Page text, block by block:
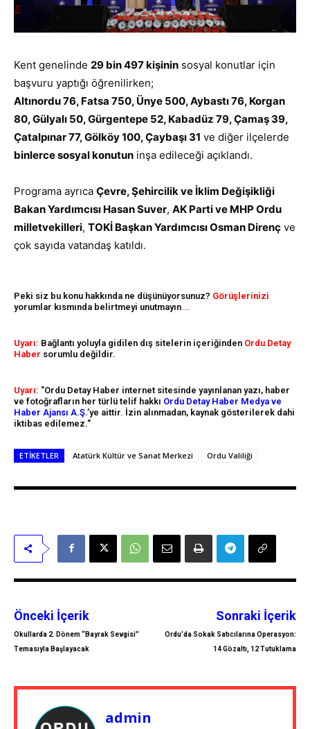
Kent genelinde 29 bin 497 kişinin sosyal konutlar için
başvuru yaptığı öğrenilirken;
Altınordu 76, Fatsa 750, Ünye 500, Aybastı 76, Korgan
80, Gülyalı 50, Gürgentepe 52, Kabadüz 79, Çamaş 39,
Çatalpınar 77, Gölköy 100, Çaybaşı 31 ve diğer ilçelerde
binlerce sosyal konutun inşa edileceği açıklandı.
Programa ayrıca Çevre, Şehircilik ve İklim Değişikliği
Bakan Yardımcısı Hasan Suver, AK Parti ve MHP Ordu
milletvekilleri, TOKİ Başkan Yardımcısı Osman Direnç ve
çok sayıda vatandaş katıldı.
Peki siz bu konu hakkında ne düşünüyorsunuz? Görüşlerinizi
yorumlar kısmında belirtmeyi unutmayın...
Uyarı: Bağlantı yoluyla gidilen dış sitelerin içeriğinden Ordu Detay
Haber sorumlu değildir.
Uyarı: "Ordu Detay Haber internet sitesinde yayınlanan yazı, haber
ve fotoğrafların her türlü telif hakkı Ordu Detay Haber Medya ve
Haber Ajansı A.Ş.’ye aittir. İzin alınmadan, kaynak gösterilerek dahi
iktibas edilemez."
ETIKETLER Atatürk Kültür ve Sanat Merkezi Ordu Valiliği
Önceki İçerik
Okullarda 2. Dönem “Bayrak Sevgisi”
Temasıyla Başlayacak
Sonraki İçerik
Ordu’da Sokak Satıcılarına Operasyon:
14 Gözaltı, 12 Tutuklama
admin